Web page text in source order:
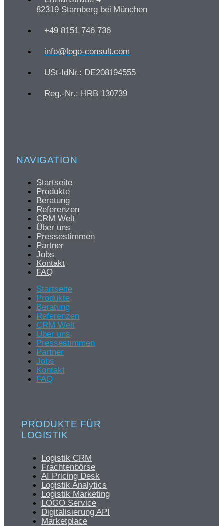
82319 Starnberg bei München
+49 8151 746 736
info@logo-consult.com
USt-IdNr.: DE208194555
Reg.-Nr.: HRB 130739
NAVIGATION
Startseite
Produkte
Beratung
Referenzen
CRM Welt
Über uns
Pressestimmen
Partner
Jobs
Kontakt
FAQ
Startseite
Produkte
Beratung
Referenzen
CRM Welt
Über uns
Pressestimmen
Partner
Jobs
Kontakt
FAQ
PRODUKTE FÜR
LOGISTIK
Logistik CRM
Frachtenbörse
AI Pricing Desk
Logistik Analytics
Logistik Marketing
LOGO Service
Digitalisierung API
Marketplace